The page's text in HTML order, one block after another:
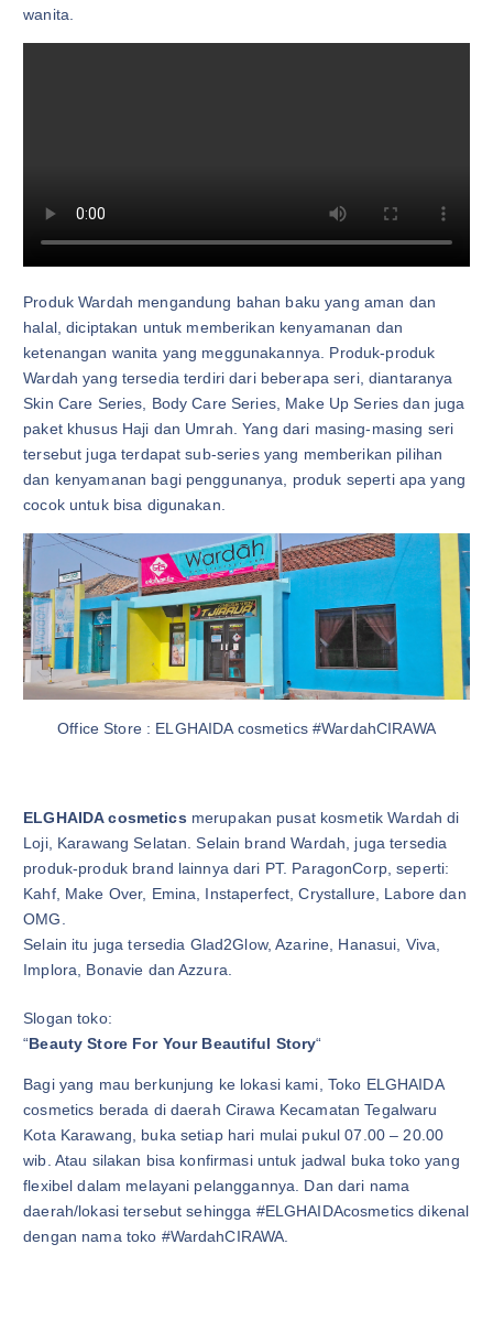
wanita.
Produk Wardah mengandung bahan baku yang aman dan
halal, diciptakan untuk memberikan kenyamanan dan
ketenangan wanita yang meggunakannya. Produk-produk
Wardah yang tersedia terdiri dari beberapa seri, diantaranya
Skin Care Series, Body Care Series, Make Up Series dan juga
paket khusus Haji dan Umrah. Yang dari masing-masing seri
tersebut juga terdapat sub-series yang memberikan pilihan
dan kenyamanan bagi penggunanya, produk seperti apa yang
cocok untuk bisa digunakan.
Office Store : ELGHAIDA cosmetics #WardahCIRAWA
ELGHAIDA cosmetics merupakan pusat kosmetik Wardah di
Loji, Karawang Selatan. Selain brand Wardah, juga tersedia
produk-produk brand lainnya dari PT. ParagonCorp, seperti:
Kahf, Make Over, Emina, Instaperfect, Crystallure, Labore dan
OMG.
Selain itu juga tersedia Glad2Glow, Azarine, Hanasui, Viva,
Implora, Bonavie dan Azzura.
Slogan toko:
“Beauty Store For Your Beautiful Story“
Bagi yang mau berkunjung ke lokasi kami, Toko ELGHAIDA
cosmetics berada di daerah Cirawa Kecamatan Tegalwaru
Kota Karawang, buka setiap hari mulai pukul 07.00 – 20.00
wib. Atau silakan bisa konfirmasi untuk jadwal buka toko yang
flexibel dalam melayani pelanggannya. Dan dari nama
daerah/lokasi tersebut sehingga #ELGHAIDAcosmetics dikenal
dengan nama toko #WardahCIRAWA.